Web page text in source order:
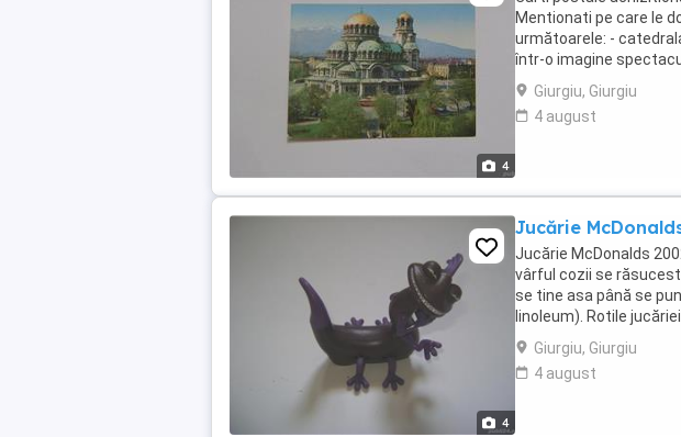
4
Mentionati pe care le
următoarele: -
într-o imagine
vârfuri înzăpezite pe
Giurgiu, Giurgiu
4 august
4
Jucărie
Jucărie McDonalds
vârful cozii se
se tine asa până se
linoleum). Rotile
piciorusele ca si cum ar
Giurgiu, Giurgiu
4 august